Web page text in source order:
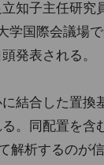
知子主任研
学国際会議場
発表される。
に結合した置
。同配置を
解析するのが